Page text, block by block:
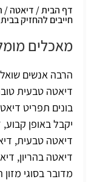
דף הבית/ דיאטה/
חייבים להחזיק בבית
מאכלים
הרבה אנשים
דיאטה טבעית
בונים תפריט
יקבל באופן
דיאטה טבעית,
דיאטה בהריון,
מדובר בסוגי